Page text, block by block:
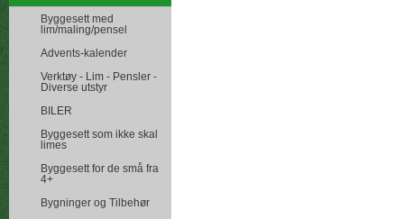
Byggesett med
lim/maling/pensel
Advents-kalender
Verktøy - Lim - Pensler -
Diverse utstyr
BILER
Byggesett som ikke skal
limes
Byggesett for de små fra
4+
Bygninger og Tilbehør